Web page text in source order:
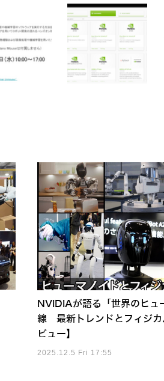
NVIDIAが語る「世界のヒュ
線 最新トレンドとフィジカ
ビュー】
2025.12.5 Fri 17:55